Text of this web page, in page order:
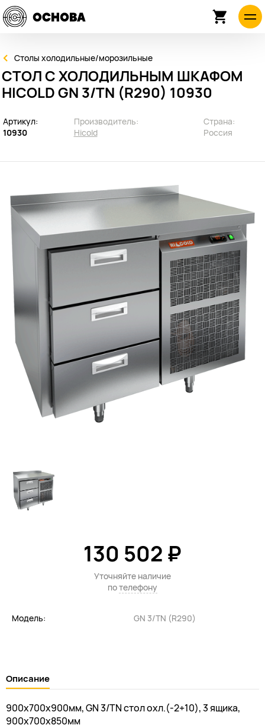
Столы холодильные/морозильные
СТОЛ С ХОЛОДИЛЬНЫМ ШКАФОМ
HICOLD GN 3/TN (R290) 10930
Артикул:
10930
Производитель:
Hicold
Страна:
Россия
Модель: GN 3/TN (R290)
130 502 ₽
Уточняйте наличие
потелефону
Описание
900х700х900мм, GN 3/TN стол охл.(-2+10), 3 ящика,
900х700х850мм